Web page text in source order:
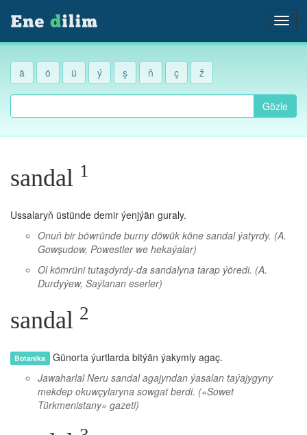
ä ö ü ý ş ň ç ž
Gözle
sandal 1
Ussalaryň üstünde demir ýenjýän guraly.
Onuň bir böwründe burny döwük köne sandal ýatyrdy. (A.
Gowşudow, Powestler we hekaýalar)
Ol kömrüni tutaşdyrdy-da sandalyna tarap ýöredi. (A.
Durdyýew, Saýlanan eserler)
sandal 2
Botanika Günorta ýurtlarda bitýän ýakymly agaç.
Jawaharlal Neru sandal agajyndan ýasalan taýajygyny
mekdep okuwçylaryna sowgat berdi. («Sowet
Türkmenistany» gazeti)